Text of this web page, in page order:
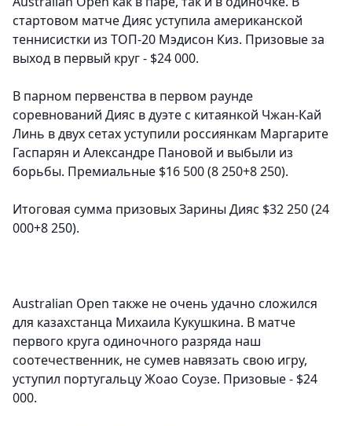
стартовом матче Дияс уступила американской
теннисистки из ТОП-20 Мэдисон Киз. Призовые за
выход в первый круг - $24 000.
В парном первенства в первом раунде
соревнований Дияс в дуэте с китаянкой Чжан-Кай
Линь в двух сетах уступили россиянкам Маргарите
Гаспарян и Александре Пановой и выбыли из
борьбы. Премиальные $16 500 (8 250+8 250).
Итоговая сумма призовых Зарины Дияс $32 250 (24
000+8 250).
Australian Open также не очень удачно сложился
для казахстанца Михаила Кукушкина. В матче
первого круга одиночного разряда наш
соотечественник, не сумев навязать свою игру,
уступил португальцу Жоао Соузе. Призовые - $24
000.